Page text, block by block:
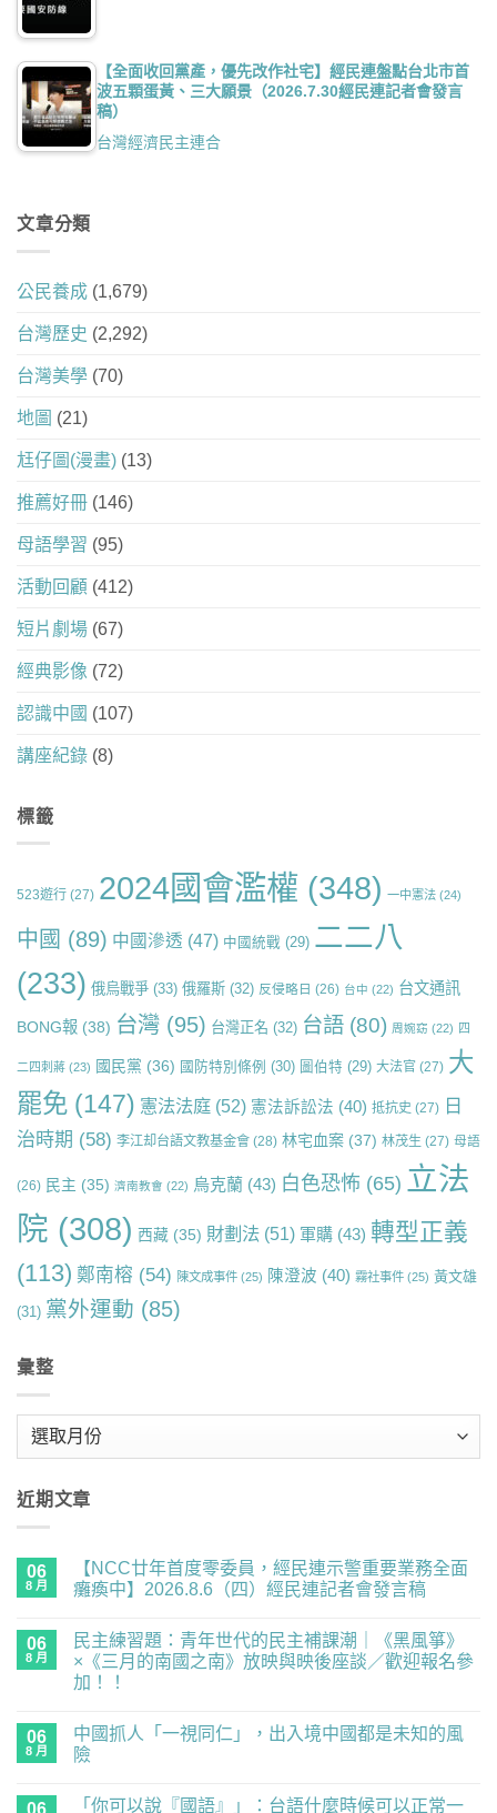
【全面收回黨產，優先改作社宅】經民連盤點台北市首
波五顆蛋黃、三大願景（2026.7.30經民連記者會發言
稿）
台灣經濟民主連合
文章分類
公民養成 (1,679)
台灣歷史 (2,292)
台灣美學 (70)
地圖 (21)
尪仔圖(漫畫) (13)
推薦好冊 (146)
母語學習 (95)
活動回顧 (412)
短片劇場 (67)
經典影像 (72)
認識中國 (107)
講座紀錄 (8)
標籤
523遊行 (27) 2024國會濫權 (348) 一中憲法 (24)
中國 (89) 中國滲透 (47) 中國統戰 (29) 二二八
(233) 俄烏戰爭 (33) 俄羅斯 (32) 反侵略日 (26) 台中 (22) 台文通訊
BONG報 (38) 台灣 (95) 台灣正名 (32) 台語 (80) 周婉窈 (22) 四
二四刺蔣 (23) 國民黨 (36) 國防特別條例 (30) 圖伯特 (29) 大法官 (27) 大
罷免 (147) 憲法法庭 (52) 憲法訴訟法 (40) 抵抗史 (27) 日
治時期 (58) 李江却台語文教基金會 (28) 林宅血案 (37) 林茂生 (27) 母語
(26) 民主 (35) 濟南教會 (22) 烏克蘭 (43) 白色恐怖 (65) 立法
院 (308) 西藏 (35) 財劃法 (51) 軍購 (43) 轉型正義
(113) 鄭南榕 (54) 陳文成事件 (25) 陳澄波 (40) 霧社事件 (25) 黃文雄
(31) 黨外運動 (85)
彙整
近期文章
06
8 月
【NCC廿年首度零委員，經民連示警重要業務全面
癱瘓中】2026.8.6（四）經民連記者會發言稿
廿
首
度
員，
經
民
留
言
06
8 月
民主練習題：青年世代的民主補課潮｜《黑風箏》
×《三月的南國之南》放映與映後座談／歡迎報名參
加！！
主
練
習
留
言
06
8 月
中國抓人「一視同仁」，出入境中國都是未知的風
險
06 「你可以說『國語』」：台語什麼時候可以正常一